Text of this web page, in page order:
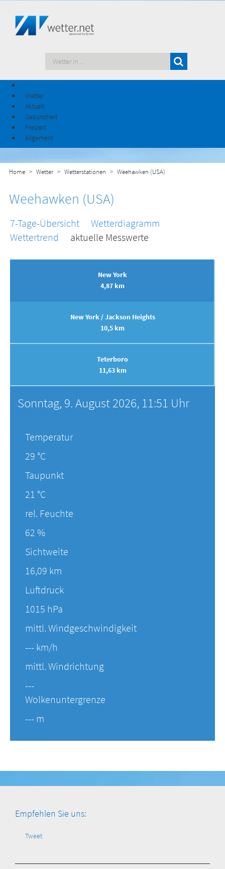
Wetter
Aktuell
Gesundheit
Freizeit
Allgemein
Home Wetter Wetterstationen Weehawken (USA)
Weehawken (USA)
7-Tage-Übersicht
Wetterdiagramm
Wettertrend
aktuelle Messwerte
New York
4,87 km
New York / Jackson Heights
10,5 km
Teterboro
11,63 km
Sonntag, 9. August 2026, 11:51 Uhr
Temperatur
29 °C
Taupunkt
21 °C
rel. Feuchte
62 %
Sichtweite
16,09 km
Luftdruck
1015 hPa
mittl. Windgeschwindigkeit
--- km/h
mittl. Windrichtung
---
Wolkenuntergrenze
--- m
Empfehlen Sie uns:
Tweet